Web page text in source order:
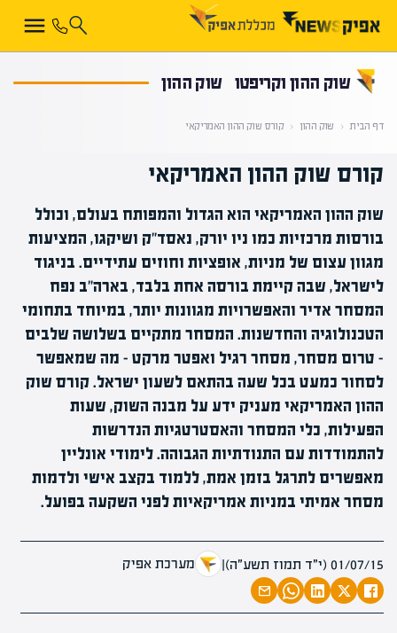
שוק ההון וקריפטו שוק ההון
דף הבית ‹ שוק ההון ‹ קורס שוק ההון האמריקאי
קורס שוק ההון האמריקאי
שוק ההון האמריקאי הוא הגדול והמפותח בעולם, וכולל
בורסות מרכזיות כמו ניו יורק, נאסד"ק ושיקגו, המציעות
מגוון עצום של מניות, אופציות וחוזים עתידיים. בניגוד
לישראל, שבה קיימת בורסה אחת בלבד, בארה"ב נפח
המסחר אדיר והאפשרויות מגוונות יותר, במיוחד בתחומי
הטכנולוגיה והחדשנות. המסחר מתקיים בשלושה שלבים
– טרום מסחר, מסחר רגיל ואפטר מרקט – מה שמאפשר
לסחור כמעט בכל שעה בהתאם לשעון ישראל. קורס שוק
ההון האמריקאי מעניק ידע על מבנה השוק, שעות
הפעילות, כלי המסחר והאסטרטגיות הנדרשות
להתמודדות עם התנודתיות הגבוהה. לימודי אונליין
מאפשרים לתרגל בזמן אמת, ללמוד בקצב אישי ולדמות
מסחר אמיתי במניות אמריקאיות לפני השקעה בפועל.
01/07/15 (י״ד תמוז תשע״ה) | מערכת אפיק